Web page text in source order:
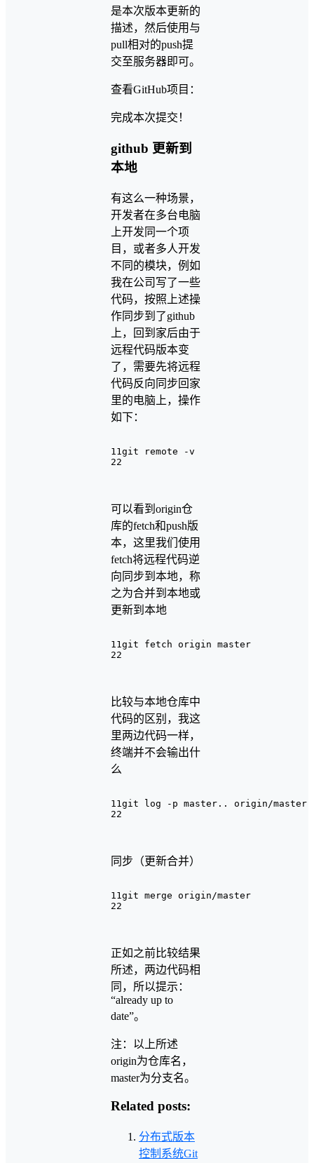
是本次版本更新的
描述，然后使用与
pull相对的push提
交至服务器即可。
查看GitHub项目：
完成本次提交！
github 更新到
本地
有这么一种场景，
开发者在多台电脑
上开发同一个项
目，或者多人开发
不同的模块，例如
我在公司写了一些
代码，按照上述操
作同步到了github
上，回到家后由于
远程代码版本变
了，需要先将远程
代码反向同步回家
里的电脑上，操作
如下：
1
2
1git remote -v
2
可以看到origin仓
库的fetch和push版
本，这里我们使用
fetch将远程代码逆
向同步到本地，称
之为合并到本地或
更新到本地
1
2
1git fetch origin master
2
比较与本地仓库中
代码的区别，我这
里两边代码一样，
终端并不会输出什
么
1
2
1git log -p master.. origin/master
2
同步（更新合并）
1
2
1git merge origin/master
2
正如之前比较结果
所述，两边代码相
同，所以提示：
“already up to
date”。
注：以上所述
origin为仓库名，
master为分支名。
Related posts:
分布式版本
控制系统Git